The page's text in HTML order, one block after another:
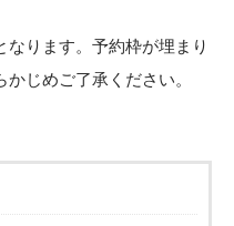
ります。予約枠が埋まり
じめご了承ください。